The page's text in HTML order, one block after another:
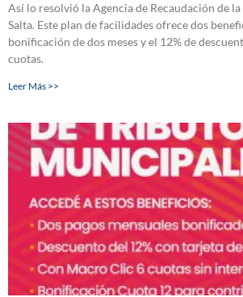
Así lo resolvió la Agencia de Recaudación de
Salta. Este plan de facilidades ofrece dos
bonificación de dos meses y el 12% de
cuotas.
Leer Más >>